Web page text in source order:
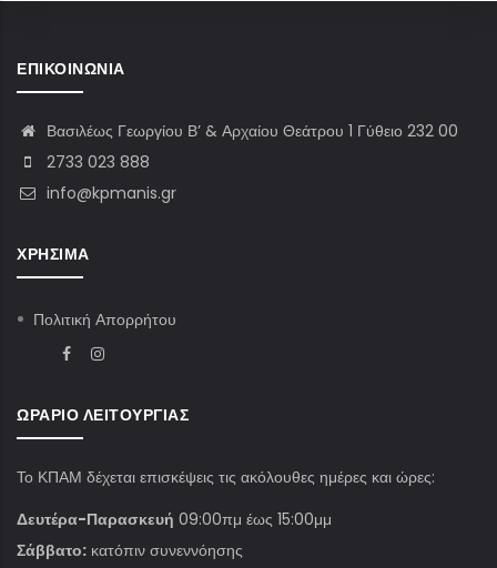
ΕΠΙΚΟΙΝΩΝΊΑ
Βασιλέως Γεωργίου Β’ & Αρχαίου Θεάτρου 1 Γύθειο 232 00
2733 023 888
info@kpmanis.gr
ΧΡΉΣΙΜΑ
Πολιτική Απορρήτου
ΩΡΆΡΙΟ ΛΕΙΤΟΥΡΓΊΑΣ
Το ΚΠΑΜ δέχεται επισκέψεις τις ακόλουθες ημέρες και ώρες:
Δευτέρα-Παρασκευή 09:00πμ έως 15:00μμ
Σάββατο: κατόπιν συνεννόησης